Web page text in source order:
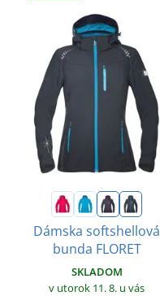
Dámska softshellová
bunda FLORET
SKLADOM
v utorok 11. 8. u vás